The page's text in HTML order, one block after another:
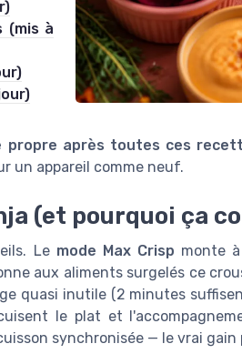
(mis à
propre après toutes ces
un appareil comme neuf.
(et pourquoi ça
Le mode Max Crisp monte
aux aliments surgelés ce
quasi inutile (2 minutes
le plat et
synchronisée — le vrai gain